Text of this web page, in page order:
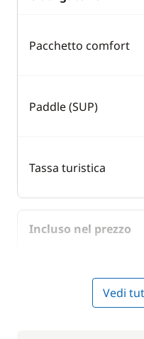
Pacchetto comfort
Paddle (SUP)
Tassa turistica
Incluso nel prezzo
Vedi